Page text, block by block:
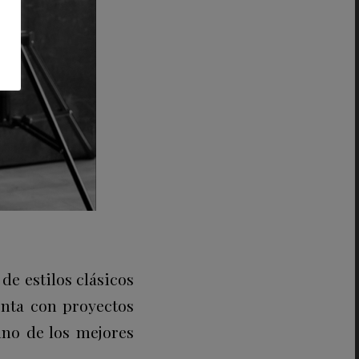
estilos clásicos
con proyectos
de los mejores